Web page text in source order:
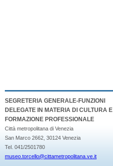
SEGRETERIA GENERALE-FUNZIONI
DELEGATE IN MATERIA DI CULTURA E
FORMAZIONE PROFESSIONALE
Città metropolitana di Venezia
San Marco 2662, 30124 Venezia
Tel. 041/2501780
museo.torcello@cittametropolitana.ve.it